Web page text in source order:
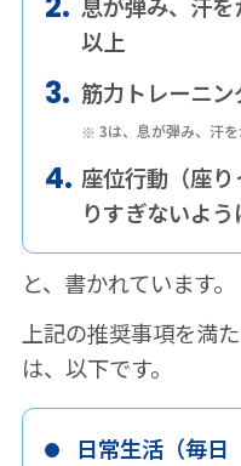
以上
筋力トレーニ
3は、息が弾み、汗
座位行動（座
りすぎないよ
と、書かれています。
上記の推奨事項を満
は、以下です。
日常生活（毎